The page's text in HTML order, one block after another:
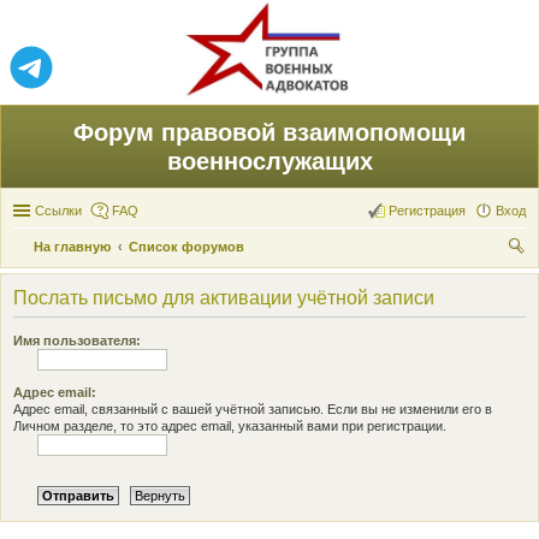
Форум правовой взаимопомощи
военнослужащих
Ссылки FAQ Вход
Регистрация
На главную
Список форумов
ои
Послать письмо для активации учётной записи
Имя пользователя:
Адрес email:
Адрес email, связанный с вашей учётной записью. Если вы не изменили его в
Личном разделе, то это адрес email, указанный вами при регистрации.